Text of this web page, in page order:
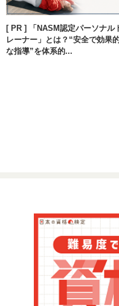
[ PR ] 「NASM認定パーソナル
レーナー」とは？“安全で効果
な指導”を体系的...